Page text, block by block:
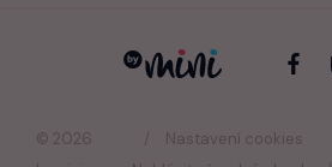
© 2026
Nastavení cookies